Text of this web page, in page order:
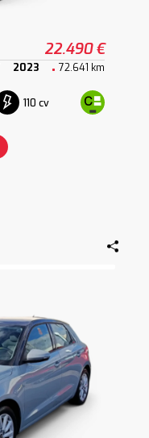
22.490 €
2023 72.641 km
110 cv